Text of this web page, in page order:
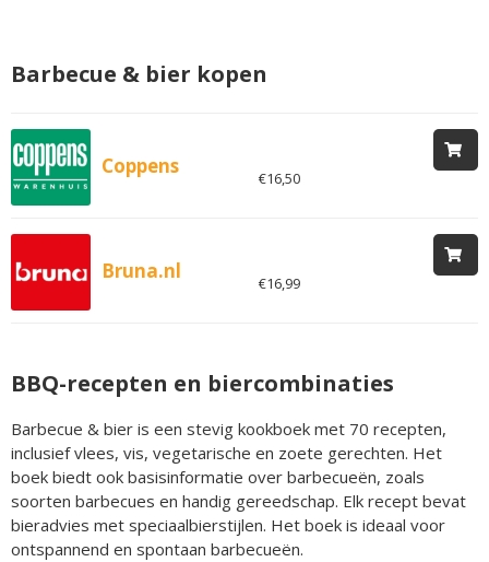
Barbecue & bier kopen
Coppens €16,50
Bruna.nl €16,99
BBQ-recepten en biercombinaties
Barbecue & bier is een stevig kookboek met 70 recepten,
inclusief vlees, vis, vegetarische en zoete gerechten. Het
boek biedt ook basisinformatie over barbecueën, zoals
soorten barbecues en handig gereedschap. Elk recept bevat
bieradvies met speciaalbierstijlen. Het boek is ideaal voor
ontspannend en spontaan barbecueën.